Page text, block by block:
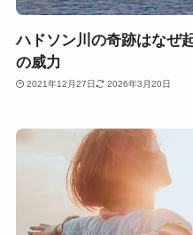
ハドソン川の奇跡はな
の威力
2021年12月27日 2026年3月20日